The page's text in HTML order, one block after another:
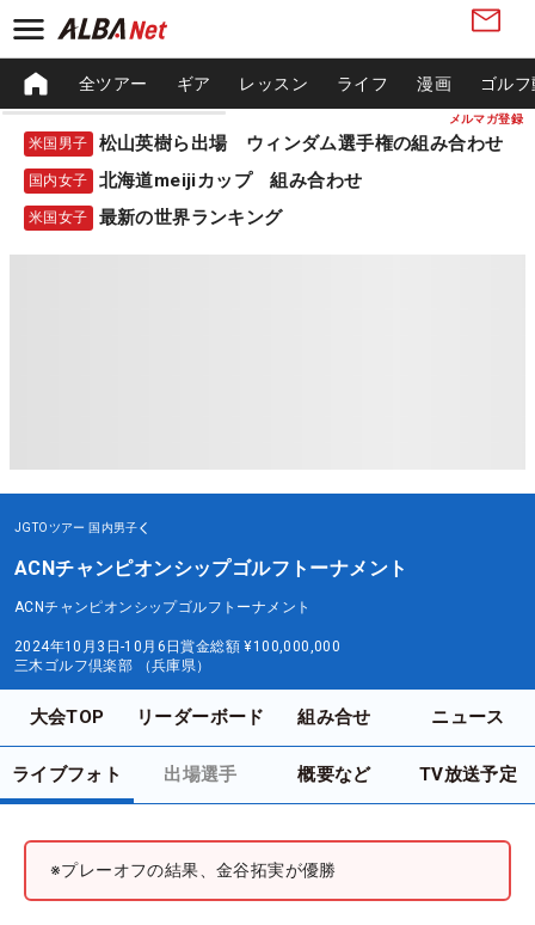
メルマガ登録
全ツアー ギア レッスン ライフ 漫画 ゴル
米国男子 松山英樹ら出場 ウィンダム選手権の組み合わせ
国内女子 北海道meijiカップ 組み合わせ
米国女子 最新の世界ランキング
JGTOツアー 国内男子
ACNチャンピオンシップゴルフトーナメント
ACNチャンピオンシップゴルフトーナメント
2024年10月3日-10月6日賞金総額 ¥100,000,000
三木ゴルフ倶楽部 （兵庫県）
大会TOP リーダーボード 組み合せ ニュース
ライブフォト 出場選手 概要など TV放送予定
※プレーオフの結果、金谷拓実が優勝